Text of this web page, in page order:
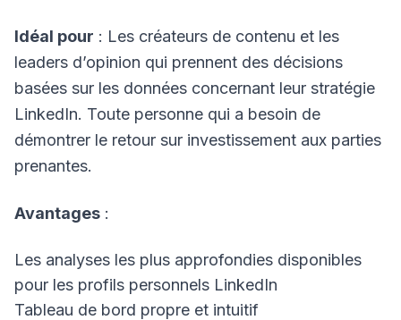
Idéal pour : Les créateurs de contenu et les
leaders d’opinion qui prennent des décisions
basées sur les données concernant leur stratégie
LinkedIn. Toute personne qui a besoin de
démontrer le retour sur investissement aux parties
prenantes.
Avantages :
Les analyses les plus approfondies disponibles
pour les profils personnels LinkedIn
Tableau de bord propre et intuitif